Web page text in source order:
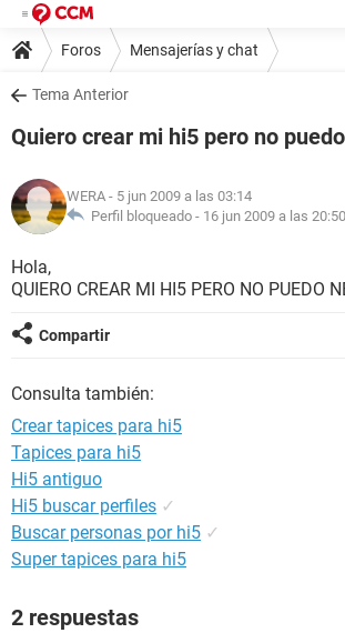
Foros Mensajerías y chat
Tema Anterior
Quiero crear mi hi5 pero no puedo
WERA - 5 jun 2009 a las 03:14
Perfil bloqueado - 16 jun 2009 a las 20:50
Hola,
QUIERO CREAR MI HI5 PERO NO PUEDO
Compartir
Consulta también:
Crear tapices para hi5
Tapices para hi5
Hi5 antiguo
Hi5 buscar perfiles ✓
Buscar personas por hi5 ✓
Super tapices para hi5
2 respuestas